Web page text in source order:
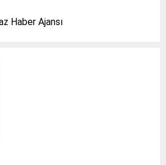
Haber Ajansı